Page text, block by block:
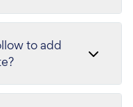
to add